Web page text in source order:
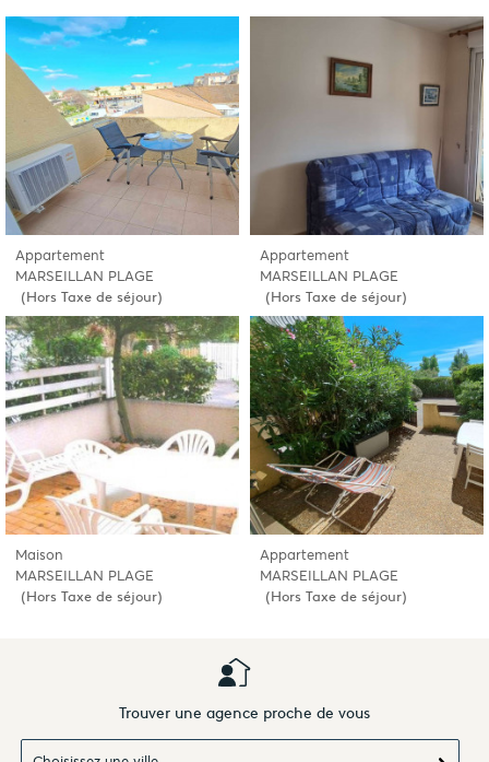
Appartement
MARSEILLAN PLAGE
(Hors Taxe de séjour)
Appartement
MARSEILLAN PLAGE
(Hors Taxe de séjour)
Maison
MARSEILLAN PLAGE
(Hors Taxe de séjour)
Appartement
MARSEILLAN PLAGE
(Hors Taxe de séjour)
Trouver une agence proche de vous